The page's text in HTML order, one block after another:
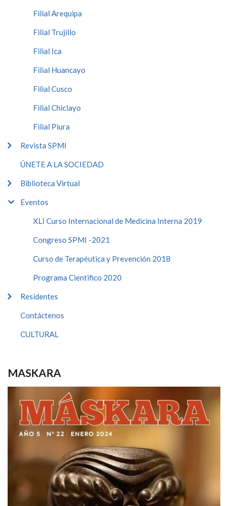
Filial Arequipa
Filial Trujillo
Filial Ica
Filial Huancayo
Filial Cusco
Filial Chiclayo
Filial Piura
Revista SPMI
ÚNETE A LA SOCIEDAD
Biblioteca Virtual
Eventos
XLI Curso Internacional de Medicina Interna 2019
Congreso SPMI -2021
Curso de Terapéutica y Prevención 2018
Programa Cientifico 2020
Residentes
Contáctenos
CULTURAL
MASKARA